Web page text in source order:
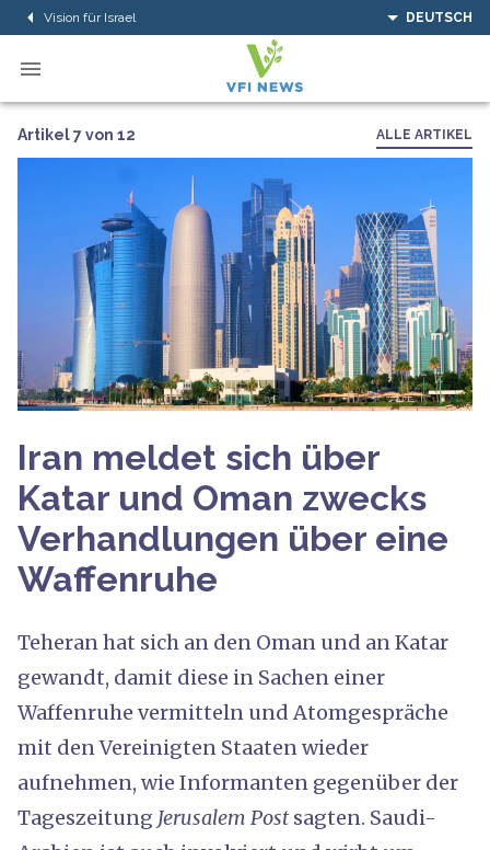
Vision für Israel DEUTSCH
Artikel 7 von 12 ALLE ARTIKEL
Iran meldet sich über
Katar und Oman zwecks
Verhandlungen über eine
Waffenruhe
Teheran hat sich an den Oman und an Katar
gewandt, damit diese in Sachen einer
Waffenruhe vermitteln und Atomgespräche
mit den Vereinigten Staaten wieder
aufnehmen, wie Informanten gegenüber der
Tageszeitung Jerusalem Postsagten. Saudi-